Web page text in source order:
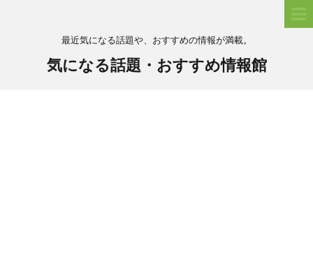
最近気になる話題や、おすすめの情報が満載。
気になる話題・おすすめ情報館